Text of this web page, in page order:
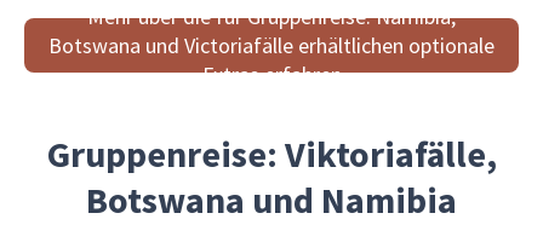
Mehr über die für Gruppenreise: Namibia,
Botswana und Victoriafälle erhältlichen optionale
Extras erfahren
Gruppenreise: Viktoriafälle,
Botswana und Namibia